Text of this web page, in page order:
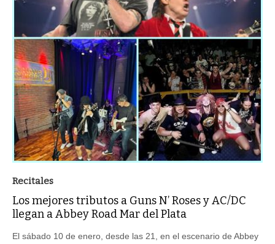
Recitales
Los mejores tributos a Guns N’ Roses y AC/DC
llegan a Abbey Road Mar del Plata
El sábado 10 de enero, desde las 21, en el escenario de Abbey